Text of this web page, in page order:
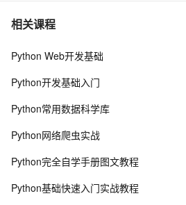
7 python day Twelve
8 python join 和 split的常用使用方法
10python中使用and和or来实现其它语
相关课程
Python Web开发基础
Python开发基础入门
Python常用数据科学库
Python网络爬虫实战
Python完全自学手册图文教程
Python基础快速入门实战教程